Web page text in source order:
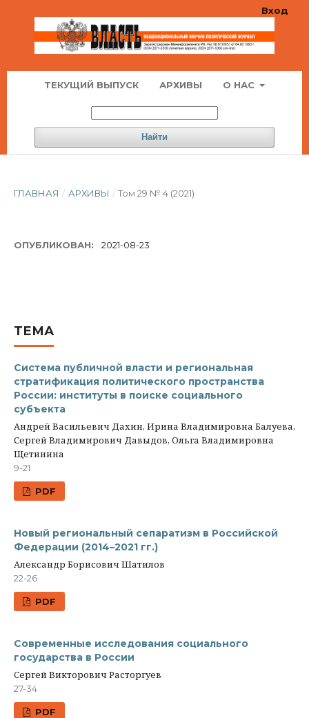
ТЕКУЩИЙ ВЫПУСК АРХИВЫ О НАС
Найти
Вход
ГЛАВНАЯ / АРХИВЫ / Том 29 № 4 (2021)
ОПУБЛИКОВАН: 2021-08-23
ТЕМА
Система публичной власти и региональная
стратификация политического пространства
России: институты в поиске социального
субъекта
Андрей Васильевич Дахин, Ирина Владимировна Балуева,
Сергей Владимирович Давыдов, Ольга Владимировна
Щетинина
9-21
PDF
Новый региональный сепаратизм в Российской
Федерации (2014–2021 гг.)
Александр Борисович Шатилов
22-26
PDF
Современные исследования социального
государства в России
Сергей Викторович Расторгуев
27-34
PDF